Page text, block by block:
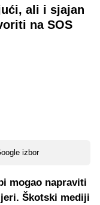
ali i sjajan
na SOS
izbor
mogao napraviti
Škotski mediji